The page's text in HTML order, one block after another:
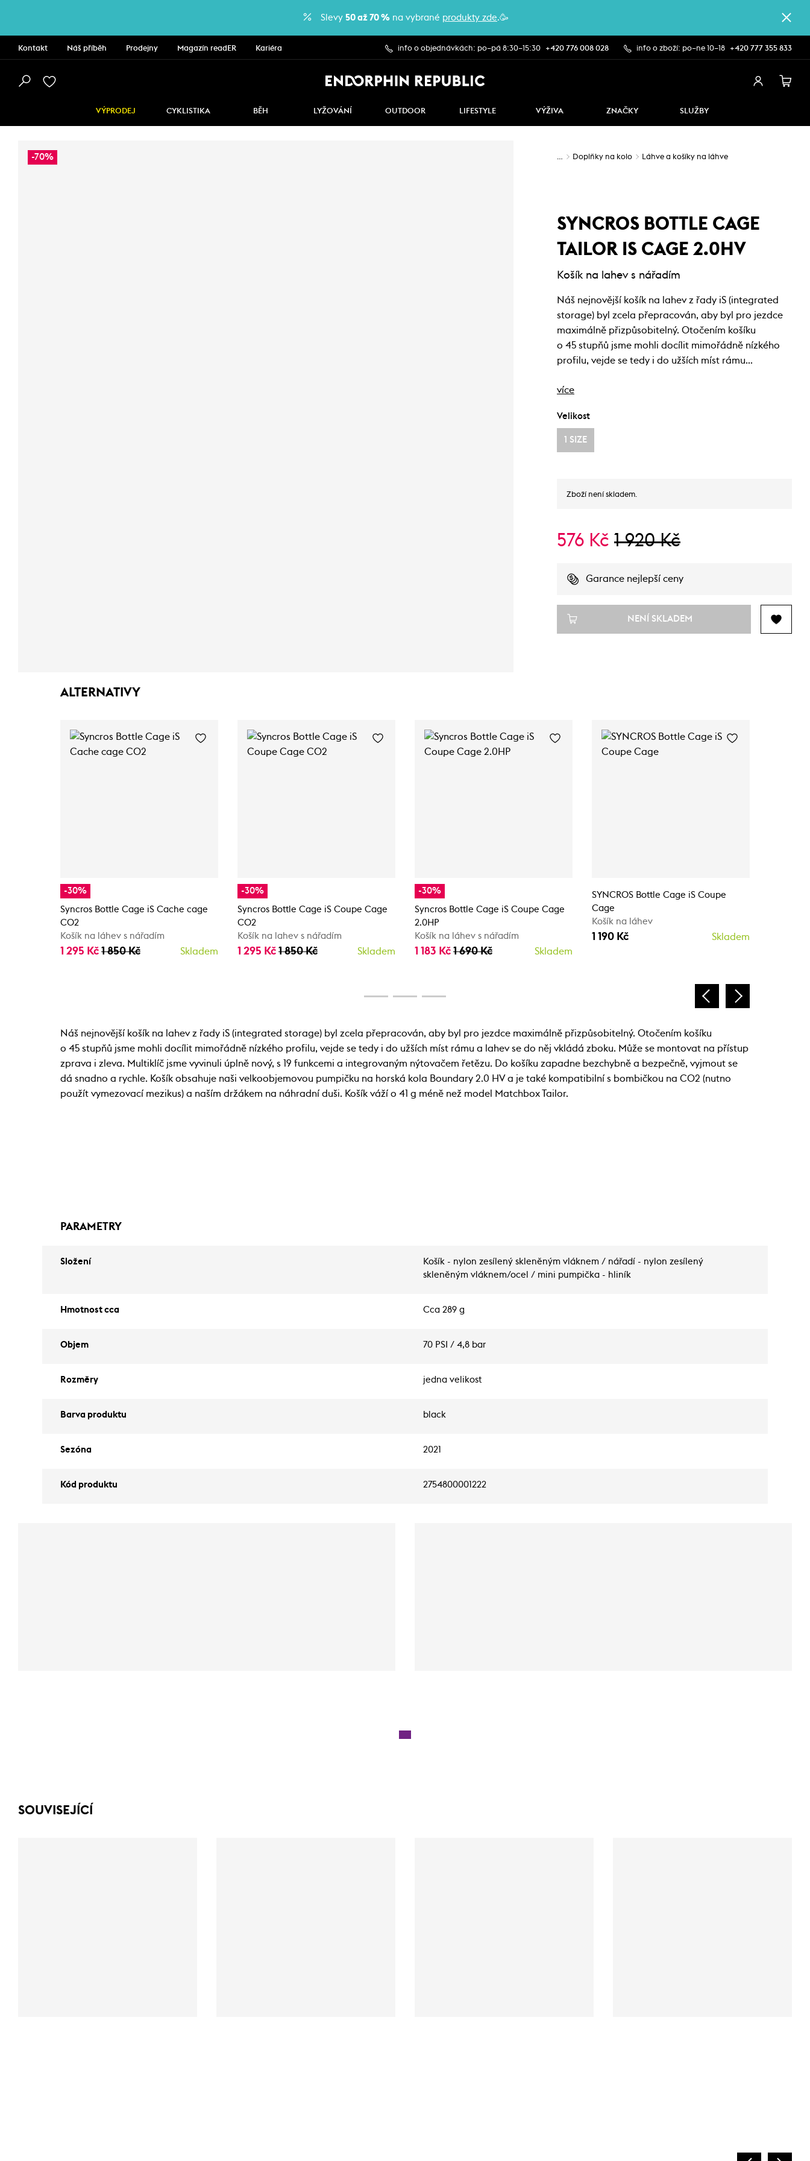
Slevy 50 až 70 % na vybrané produkty zde.🥳
Kontakt Náš příběh Prodejny Magazín readER Kariéra info o objednávkách: po–pá 8:30–15:30 +420 776 008 028 info o zboží: po–ne 10–18 +420 777 355 833
VÝPRODEJ CYKLISTIKA BĚH LYŽOVÁNÍ OUTDOOR LIFESTYLE VÝŽIVA ZNAČKY SLUŽBY
-70% … Doplňky na kolo Láhve a košíky na láhve
SYNCROS BOTTLE CAGE
TAILOR IS CAGE 2.0HV
Košík na lahev s nářadím
Náš nejnovější košík na lahev z řady iS (integrated
storage) byl zcela přepracován, aby byl pro jezdce
maximálně přizpůsobitelný. Otočením košíku
o 45 stupňů jsme mohli docílit mimořádně nízkého
profilu, vejde se tedy i do užších míst rámu…
více
Velikost
1 SIZE
Zboží není skladem.
576 Kč 1 920 Kč
Garance nejlepší ceny
NENÍ SKLADEM
ALTERNATIVY
-30%
Syncros Bottle Cage iS Cache cage
CO2
Košík na láhev s nářadím
1 295 Kč 1 850 Kč Skladem
-30%
Syncros Bottle Cage iS Coupe Cage
CO2
Košík na lahev s nářadím
1 295 Kč 1 850 Kč Skladem
-30%
Syncros Bottle Cage iS Coupe Cage
2.0HP
Košík na láhev s nářadím
1 183 Kč 1 690 Kč Skladem
SYNCROS Bottle Cage iS Coupe
Cage
Košík na láhev
1 190 Kč Skladem
Náš nejnovější košík na lahev z řady iS (integrated storage) byl zcela přepracován, aby byl pro jezdce maximálně přizpůsobitelný. Otočením košíku
o 45 stupňů jsme mohli docílit mimořádně nízkého profilu, vejde se tedy i do užších míst rámu a lahev se do něj vkládá zboku. Může se montovat na přístup
zprava i zleva. Multiklíč jsme vyvinuli úplně nový, s 19 funkcemi a integrovaným nýtovačem řetězu. Do košíku zapadne bezchybně a bezpečně, vyjmout se
dá snadno a rychle. Košík obsahuje naši velkoobjemovou pumpičku na horská kola Boundary 2.0 HV a je také kompatibilní s bombičkou na CO2 (nutno
použít vymezovací mezikus) a naším držákem na náhradní duši. Košík váží o 41 g méně než model Matchbox Tailor.
PARAMETRY
Složení
Košík - nylon zesílený skleněným vláknem / nářadí - nylon zesílený
skleněným vláknem/ocel / mini pumpička - hliník
Hmotnost cca Cca 289 g
Objem 70 PSI / 4,8 bar
Rozměry jedna velikost
Barva produktu black
Sezóna 2021
Kód produktu 2754800001222
SOUVISEJÍCÍ